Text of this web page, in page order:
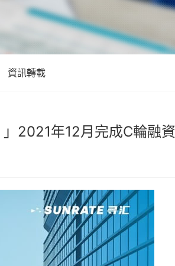
資訊轉載
2021年12月完成C輪融資